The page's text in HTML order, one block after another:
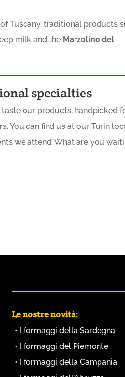
Tuscany, traditional products
milk and the Marzolino del
specialties
our products, handpicked
You can find us at our Turin
we attend. What are you
Le nostre novità:
I formaggi della Sardegna
I formaggi del Piemonte
I formaggi della Campania